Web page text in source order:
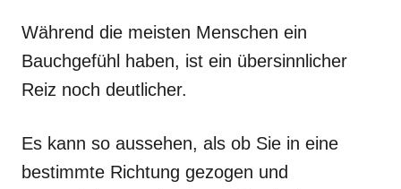
Während die meisten Menschen ein
Bauchgefühl haben, ist ein übersinnlicher
Reiz noch deutlicher.
Es kann so aussehen, als ob Sie in eine
bestimmte Richtung gezogen und